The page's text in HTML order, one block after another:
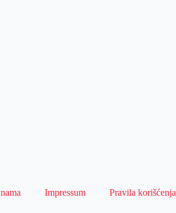
Impressum Pravila korišćenja